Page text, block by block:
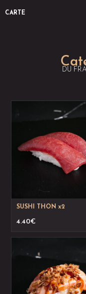
CARTE
DU
SUSHI THON x2
4.40€